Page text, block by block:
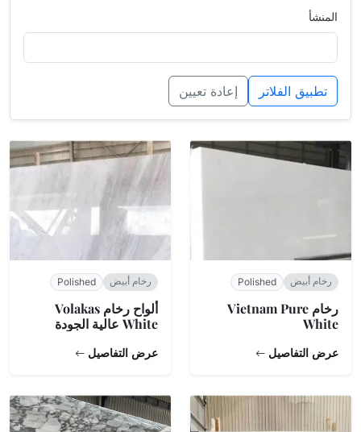
المنشأ
تطبيق الفلاتر إعادة تعيين
رخام أبيض Polished
رخام Vietnam Pure
White
عرض التفاصيل
رخام أبيض Polished
ألواح رخام Volakas
White عالية الجودة
عرض التفاصيل